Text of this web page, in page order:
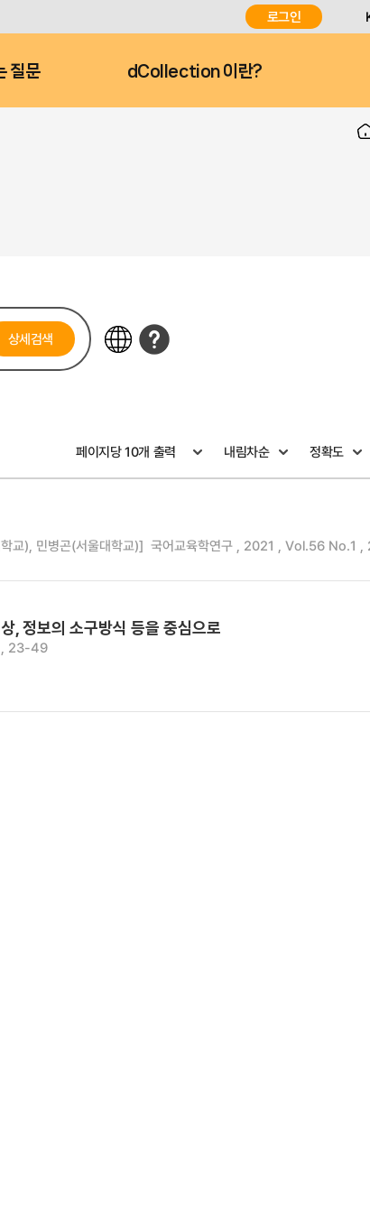
로그인
질문 dCollection 이란?
상세검색
교), 민병곤(서울대학교)] 국어교육학연구 , 2021 , Vol.56 No.1
, 정보의 소구방식 등을 중심으로
, 23-49